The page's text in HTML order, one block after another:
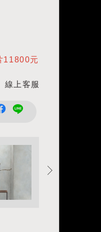
11800元
線上客服